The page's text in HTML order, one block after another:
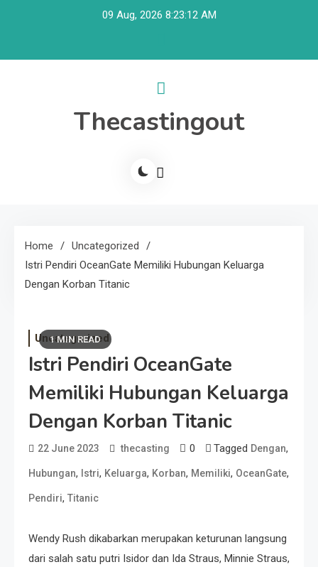
09 Aug, 2026 8:23:12 AM
Thecastingout
Home
Uncategorized
Istri Pendiri OceanGate Memiliki Hubungan Keluarga
Dengan Korban Titanic
1 MIN READ
Uncategorized
Istri Pendiri OceanGate
Memiliki Hubungan Keluarga
Dengan Korban Titanic
22 June 2023 thecasting 0 Tagged Dengan,
Hubungan, Istri, Keluarga, Korban, Memiliki, OceanGate,
Pendiri, Titanic
Wendy Rush dikabarkan merupakan keturunan langsung
dari salah satu putri Isidor dan Ida Straus, Minnie Straus,